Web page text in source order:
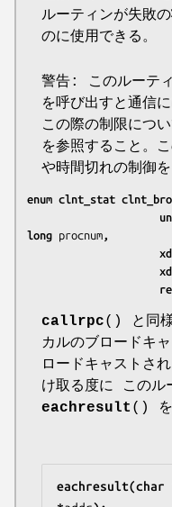
ルーティンが失敗
のに使用できる。
警告: このルーテ
を呼び出すと通信
この際の制限につ
を参照すること。
や時間切れの制御
enum clnt_stat
long procnum ,
callrpc() と同様
カルのブロードキ
ロードキャストさ
け取る度に このル
eachresult () を
eachresult(char